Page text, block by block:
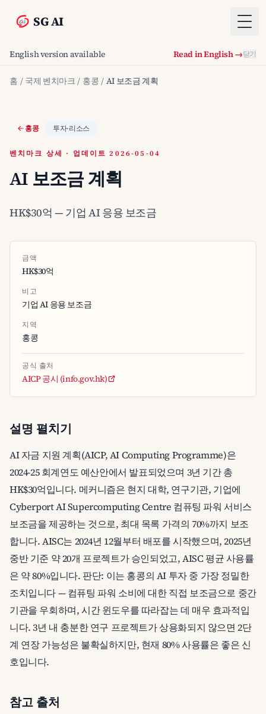
SG AI
English version available Read in English →닫기
홈 / 국제 벤치마크 / 홍콩 / AI 보조금 계획
홍콩 투자·리소스
벤치마크 상세 · 업데이트 2026-05-04
AI 보조금 계획
HK$30억 — 기업 AI 응용 보조금
금액
HK$30억
비고
기업 AI 응용 보조금
지역
홍콩
공식 출처
AICP 공시 (info.gov.hk)
설명 펼치기
AI 자금 지원 계획(AICP, AI Computing Programme)은
2024-25 회계연도 예산안에서 발표되었으며 3년 기간 총
HK$30억입니다. 메커니즘은 현지 대학, 연구기관, 기업에
Cyberport AI Supercomputing Centre 컴퓨팅 파워 서비스
보조금을 제공하는 것으로, 최대 목록 가격의 70%까지 보조
합니다. AISC는 2024년 12월부터 배포를 시작했으며, 2025년
중반 기준 약 20개 프로젝트가 승인되었고, AISC 평균 사용률
은 약 80%입니다. 판단: 이는 홍콩의 AI 투자 중 가장 정밀한
조치입니다 — 컴퓨팅 파워 소비에 대한 직접 보조금으로 중간
기관을 우회하며, 시간 윈도우를 따라잡는 데 매우 효과적입
니다. 3년 내 충분한 연구 프로젝트가 상용화되지 않으면 2단
계 연장 가능성은 불확실하지만, 현재 80% 사용률은 좋은 신
호입니다.
참고 출처